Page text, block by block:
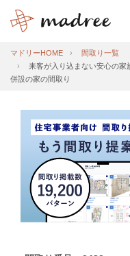
マドリーHOME
間取り一覧
来客が入り込まない安心の家
併設の家の間取り